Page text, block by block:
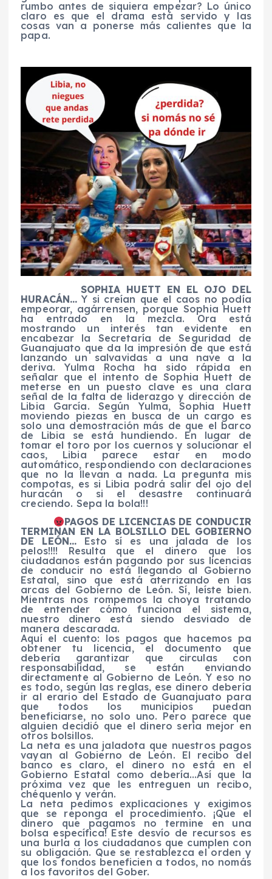
rumbo antes de siquiera empezar? Lo único
claro es que el drama está servido y las
cosas van a ponerse más calientes que la
papa.
SOPHIA HUETT EN EL OJO DEL
HURACÁN… Y si creían que el caos no podía
empeorar, agárrensen, porque Sophia Huett
ha entrado en la mezcla. Ora está
mostrando un interés tan evidente en
encabezar la Secretaría de Seguridad de
Guanajuato que da la impresión de que está
lanzando un salvavidas a una nave a la
deriva. Yulma Rocha ha sido rápida en
señalar que el intento de Sophia Huett de
meterse en un puesto clave es una clara
señal de la falta de liderazgo y dirección de
Libia García. Según Yulma, Sophia Huett
moviendo piezas en busca de un cargo es
solo una demostración más de que el barco
de Libia se está hundiendo. En lugar de
tomar el toro por los cuernos y solucionar el
caos, Libia parece estar en modo
automático, respondiendo con declaraciones
que no la llevan a nada. La pregunta mis
compotas, es si Libia podrá salir del ojo del
huracán o si el desastre continuará
creciendo. Sepa la bola!!!
PAGOS DE LICENCIAS DE CONDUCIR
TERMINAN EN LA BOLSILLO DEL GOBIERNO
DE LEÓN… Esto sí es una jalada de los
pelos!!!! Resulta que el dinero que los
ciudadanos están pagando por sus licencias
de conducir no está llegando al Gobierno
Estatal, sino que está aterrizando en las
arcas del Gobierno de León. Sí, leíste bien.
Mientras nos rompemos la choya tratando
de entender cómo funciona el sistema,
nuestro dinero está siendo desviado de
manera descarada.
Aquí el cuento: los pagos que hacemos pa
obtener tu licencia, el documento que
debería garantizar que circulas con
responsabilidad, se están enviando
directamente al Gobierno de León. Y eso no
es todo, según las reglas, ese dinero debería
ir al erario del Estado de Guanajuato para
que todos los municipios puedan
beneficiarse, no solo uno. Pero parece que
alguien decidió que el dinero sería mejor en
otros bolsillos.
La neta es una jaladota que nuestros pagos
vayan al Gobierno de León. El recibo del
banco es claro, el dinero no está en el
Gobierno Estatal como debería…Así que la
próxima vez que les entreguen un recibo,
chéquenlo y verán.
La neta pedimos explicaciones y exigimos
que se reponga el procedimiento. ¡Que el
dinero que pagamos no termine en una
bolsa específica! Este desvío de recursos es
una burla a los ciudadanos que cumplen con
su obligación. Que se restablezca el orden y
que los fondos beneficien a todos, no nomás
a los favoritos del Gober.